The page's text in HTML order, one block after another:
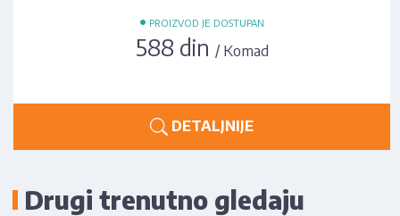
• PROIZVOD JE DOSTUPAN
588 din / Komad
DETALJNIJE
Drugi trenutno gledaju